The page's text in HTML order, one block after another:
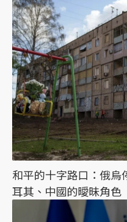
和平的十字路口：俄烏
耳其、中國的曖昧角色